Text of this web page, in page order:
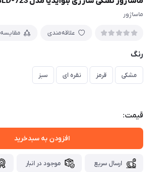
ماساژور
علاقه‌مندی مقایسه
رنگ
مشکی قرمز نقره ای سبز
قیمت:
افزودن به سبدخرید
ارسال سریع موجود در انبار